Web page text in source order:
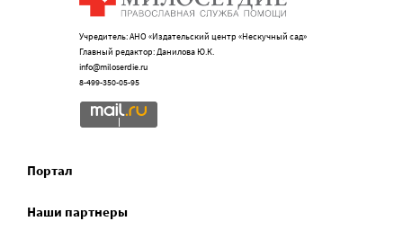
Учредитель: АНО «Издательский центр «Нескучный сад»
Главный редактор: Данилова Ю.К.
info@miloserdie.ru
8-499-350-05-95
Портал
Наши партнеры